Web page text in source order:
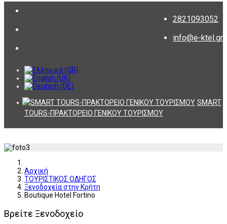
2821093052
info@e-ktel.gr
SMART
TOURS-ΠΡΑΚΤΟΡΕΙΟ ΓΕΝΙΚΟΥ ΤΟΥΡΙΣΜΟΥ
Αρχική
ΤΟΥΡΙΣΤΙΚΟΣ ΟΔΗΓΟΣ
Ξενοδοχεία στην Κρήτη
Boutique Hotel Fortino
Βρείτε Ξενοδοχείο